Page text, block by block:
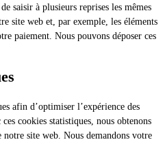
saisir à plusieurs reprises les mêmes
site web et, par exemple, les éléments
paiement. Nous pouvons déposer ces
afin d’optimiser l’expérience des
cookies statistiques, nous obtenons
site web. Nous demandons votre